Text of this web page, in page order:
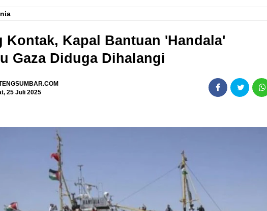
Kontak, Kapal Bantuan 'Handala'
Gaza Diduga Dihalangi
25 Juli 2025